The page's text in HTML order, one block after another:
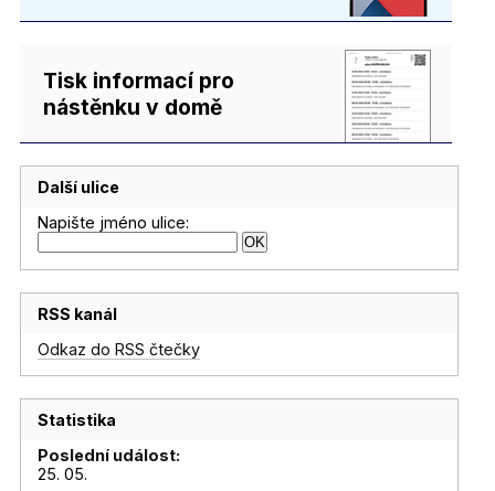
Tisk informací pro
nástěnku v domě
Další ulice
Napište jméno ulice:
RSS kanál
Odkaz do RSS čtečky
Statistika
Poslední událost:
25. 05.